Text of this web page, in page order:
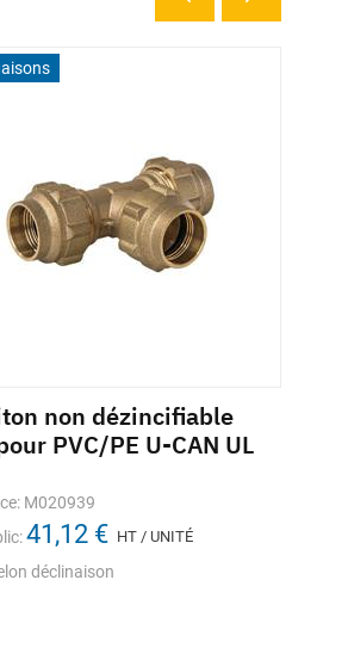
non dézincifiable
PVC/PE U-CAN UL
M020939
41,12 € HT / UNITÉ
déclinaison